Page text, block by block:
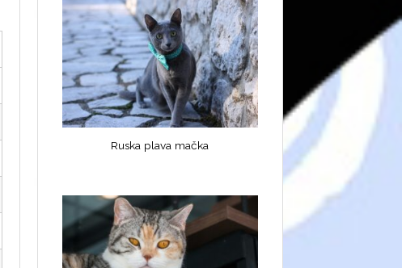
Ruska plava mačka